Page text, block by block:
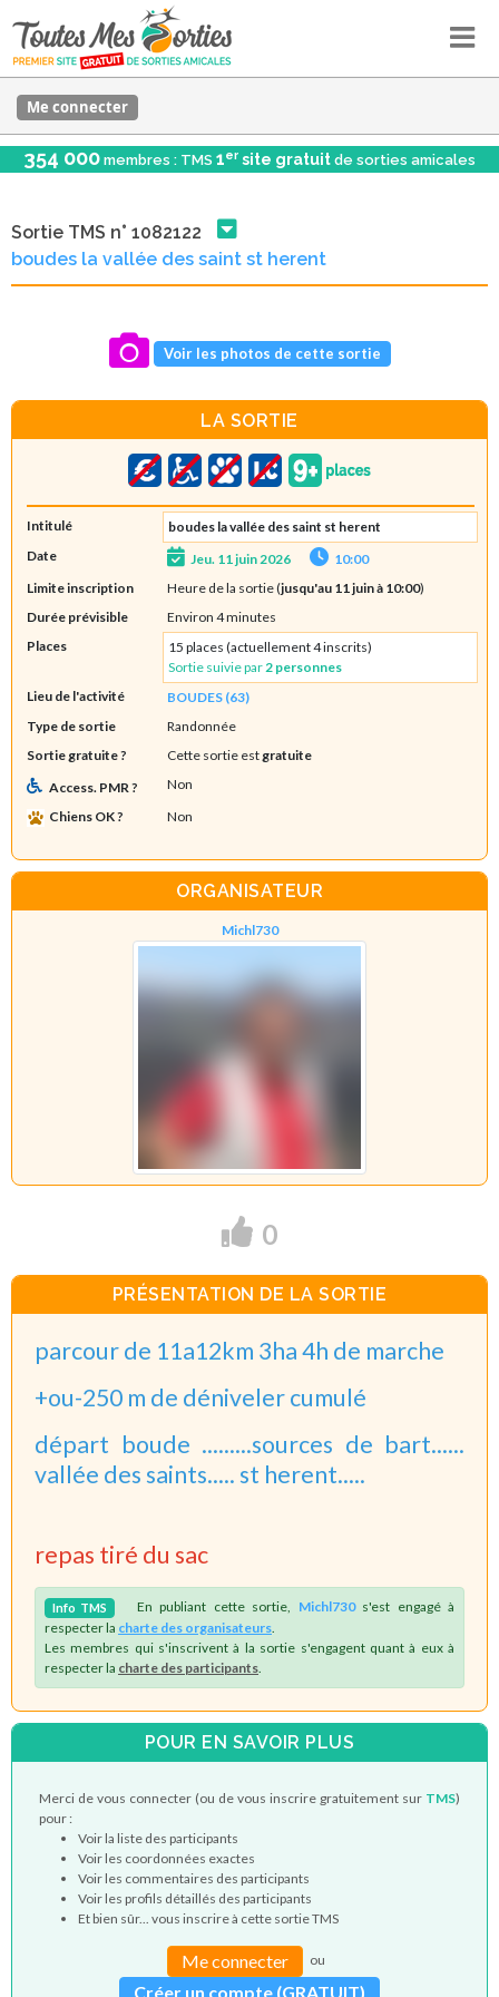
Me connecter
354 000 membres : TMS 1er site gratuit de sorties amicales
Sortie TMS n° 1082122
boudes la vallée des saint st herent
Voir les photos de cette sortie
LA SORTIE
Intitulé
boudes la vallée des saint st herent
Date
Jeu. 11 juin 2026
10:00
Limite inscription
Heure de la sortie (jusqu'au 11 juin à 10:00)
Durée prévisible
Environ 4 minutes
Places
15 places (actuellement 4 inscrits)
Sortie suivie par 2 personnes
Lieu de l'activité
BOUDES (63)
Type de sortie
Randonnée
Sortie gratuite ?
Cette sortie est gratuite
Access. PMR ?
Non
Chiens OK ?
Non
ORGANISATEUR
Michl730
0
PRÉSENTATION DE LA SORTIE
parcour de 11a12km 3ha 4h de marche
+ou-250 m de déniveler cumulé
départ boude .........sources de bart......
vallée des saints..... st herent.....
repas tiré du sac
Info TMS En publiant cette sortie, Michl730s'est engagé à
respecter la charte des organisateurs
Les membres qui s'inscrivent à la sortie s'engagent quant à eux à
respecter la charte des participants
POUR EN SAVOIR PLUS
Merci de vous connecter (ou de vous inscrire gratuitement sur TMS)
pour :
Voir la liste des participants
Voir les coordonnées exactes
Voir les commentaires des participants
Voir les profils détaillés des participants
Et bien sûr... vous inscrire à cette sortie TMS
Me connecter ou
Créer un compte (GRATUIT)